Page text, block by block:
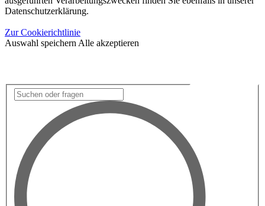
Datenschutzerklärung.
Zur Cookierichtlinie
Auswahl speichern Alle akzeptieren